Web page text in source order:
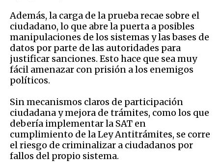
Además, la carga de la prueba recae sobre el
ciudadano, lo que abre la puerta a posibles
manipulaciones de los sistemas y las bases de
datos por parte de las autoridades para
justificar sanciones. Esto hace que sea muy
fácil amenazar con prisión a los enemigos
políticos.
Sin mecanismos claros de participación
ciudadana y mejora de trámites, como los que
debería implementar la SAT en
cumplimiento de la Ley Antitrámites, se corre
el riesgo de criminalizar a ciudadanos por
fallos del propio sistema.